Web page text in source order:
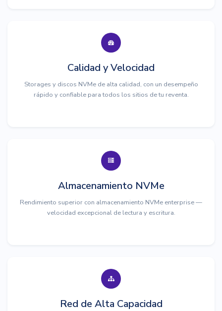
Calidad y Velocidad
Storages y discos NVMe de alta calidad, con un desempeño
rápido y confiable para todos los sitios de tu reventa.
Almacenamiento NVMe
Rendimiento superior con almacenamiento NVMe enterprise —
velocidad excepcional de lectura y escritura.
Red de Alta Capacidad